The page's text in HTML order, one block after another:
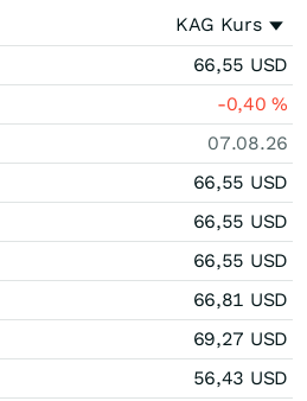
KAG Kurs
66,55 USD
-0,40%
07.08.26
66,55 USD
66,55 USD
66,55 USD
66,81 USD
69,27 USD
56,43 USD